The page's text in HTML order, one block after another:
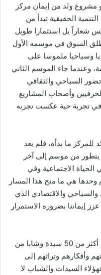
مشروع ولد من إيمان مركز
الحقيقية تبدأ من
شعاراً بل استثمارا طويل
السوق في موسمه الأول
وسياحيا ملموسا على
وعندما جاء الموسم الثاني
السياحي والثقافي
وأصحاب المشاريع
في تجربة حية عكست تجربه
للمركز ما بدأه، فلم يعد
يتطور من موسم إلى آخر
الاجتماعية وفي
وحدها هي ما منح هذا المسار
والسياحي والاقتصادي الذي
إيماننا بضروره الاستمرار
وبينت أن السوق في هذا العام يحتضن أكثر من 50 سيدة وشابا من
وأفكارهم وتراثهم إلى
السيدات والشباب لا